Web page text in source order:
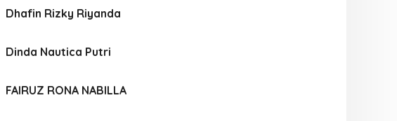
Dhafin Rizky Riyanda
Dinda Nautica Putri
FAIRUZ RONA NABILLA